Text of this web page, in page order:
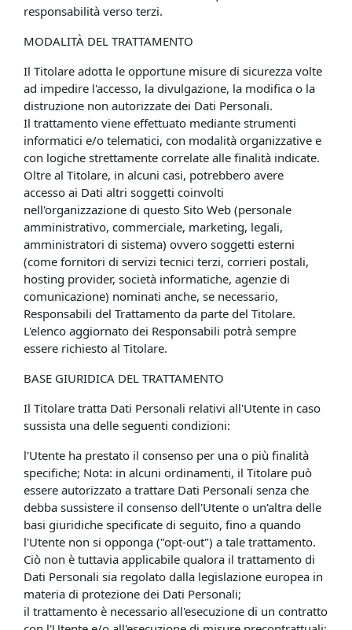
responsabilità verso terzi.
MODALITÀ DEL TRATTAMENTO
Il Titolare adotta le opportune misure di sicurezza volte
ad impedire l'accesso, la divulgazione, la modifica o la
distruzione non autorizzate dei Dati Personali.
Il trattamento viene effettuato mediante strumenti
informatici e/o telematici, con modalità organizzative e
con logiche strettamente correlate alle finalità indicate.
Oltre al Titolare, in alcuni casi, potrebbero avere
accesso ai Dati altri soggetti coinvolti
nell'organizzazione di questo Sito Web (personale
amministrativo, commerciale, marketing, legali,
amministratori di sistema) ovvero soggetti esterni
(come fornitori di servizi tecnici terzi, corrieri postali,
hosting provider, società informatiche, agenzie di
comunicazione) nominati anche, se necessario,
Responsabili del Trattamento da parte del Titolare.
L'elenco aggiornato dei Responsabili potrà sempre
essere richiesto al Titolare.
BASE GIURIDICA DEL TRATTAMENTO
Il Titolare tratta Dati Personali relativi all'Utente in caso
sussista una delle seguenti condizioni:
l'Utente ha prestato il consenso per una o più finalità
specifiche; Nota: in alcuni ordinamenti, il Titolare può
essere autorizzato a trattare Dati Personali senza che
debba sussistere il consenso dell'Utente o un'altra delle
basi giuridiche specificate di seguito, fino a quando
l'Utente non si opponga ("opt-out") a tale trattamento.
Ciò non è tuttavia applicabile qualora il trattamento di
Dati Personali sia regolato dalla legislazione europea in
materia di protezione dei Dati Personali;
il trattamento è necessario all'esecuzione di un contratto